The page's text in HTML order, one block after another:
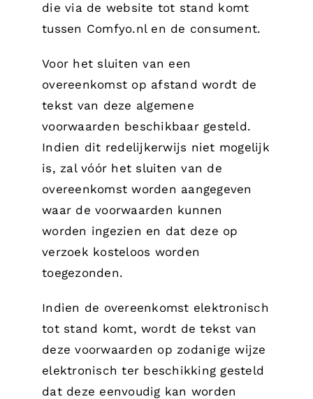
die via de website tot stand komt
tussen Comfyo.nl en de consument.
Voor het sluiten van een
overeenkomst op afstand wordt de
tekst van deze algemene
voorwaarden beschikbaar gesteld.
Indien dit redelijkerwijs niet mogelijk
is, zal vóór het sluiten van de
overeenkomst worden aangegeven
waar de voorwaarden kunnen
worden ingezien en dat deze op
verzoek kosteloos worden
toegezonden.
Indien de overeenkomst elektronisch
tot stand komt, wordt de tekst van
deze voorwaarden op zodanige wijze
elektronisch ter beschikking gesteld
dat deze eenvoudig kan worden